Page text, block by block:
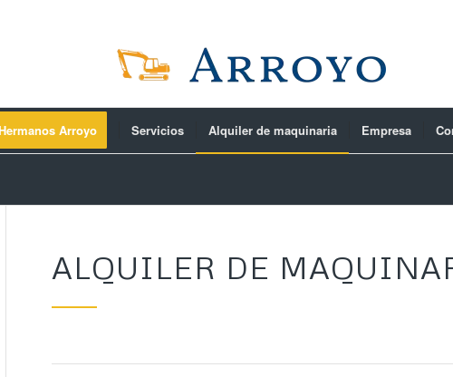
Arroyo Servicios Alquiler de maquinaria Empresa
ALQUILER DE